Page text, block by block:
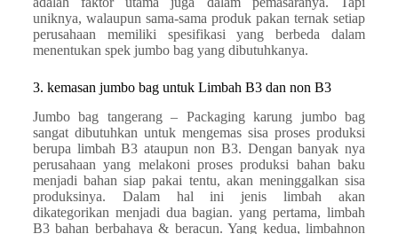
uniknya, walaupun sama-sama produk pakan ternak setiap
perusahaan memiliki spesifikasi yang berbeda dalam
menentukan spek jumbo bag yang dibutuhkanya.
3. kemasan jumbo bag untuk Limbah B3 dan non B3
Jumbo bag tangerang – Packaging karung jumbo bag
sangat dibutuhkan untuk mengemas sisa proses produksi
berupa limbah B3 ataupun non B3. Dengan banyak nya
perusahaan yang melakoni proses produksi bahan baku
menjadi bahan siap pakai tentu, akan meninggalkan sisa
produksinya. Dalam hal ini jenis limbah akan
dikategorikan menjadi dua bagian. yang pertama, limbah
B3 bahan berbahaya & beracun. Yang kedua, limbahnon